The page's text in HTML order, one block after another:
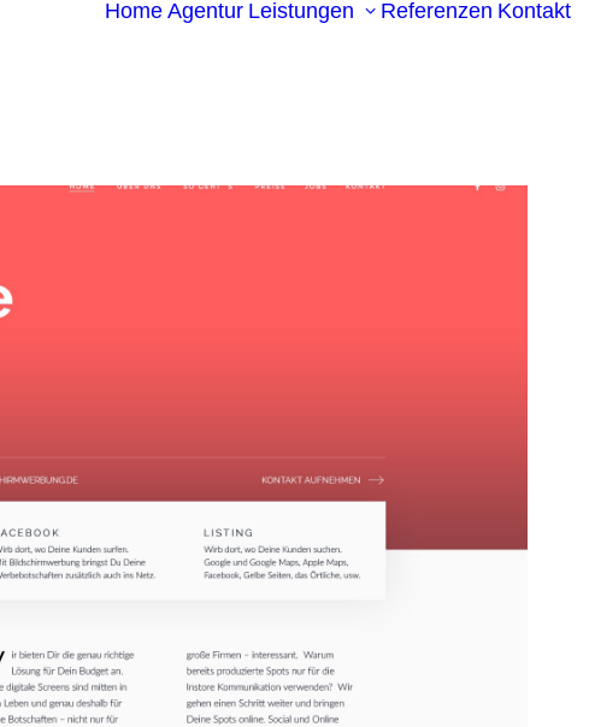
Home Agentur Leistungen Referenzen Kontakt